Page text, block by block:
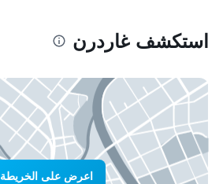
استكشف غاردرن
اعرض على الخريطة